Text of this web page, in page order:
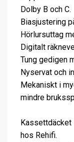
Dolby B och C.
Biasjustering
Hörlursuttag
Digitalt
Tung gedigen
Nyservat och
Mekaniskt i
mindre
Kassettdäcket
hos Rehifi.